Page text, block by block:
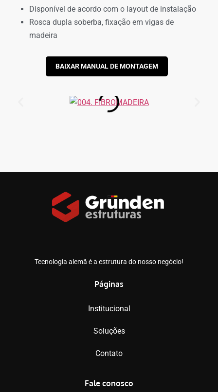
Disponível de acordo com o layout de instalação
Rosca dupla soberba, fixação em vigas de
madeira
BAIXAR MANUAL DE MONTAGEM
Tecnologia alemã é a estrutura do nosso negócio!
Páginas
Institucional
Soluções
Contato
Fale conosco